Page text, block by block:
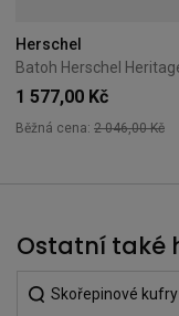
Herschel
1 577,00 Kč
Běžná cena: 2 046,00 Kč
Ostatní také
Skořepinové kufry